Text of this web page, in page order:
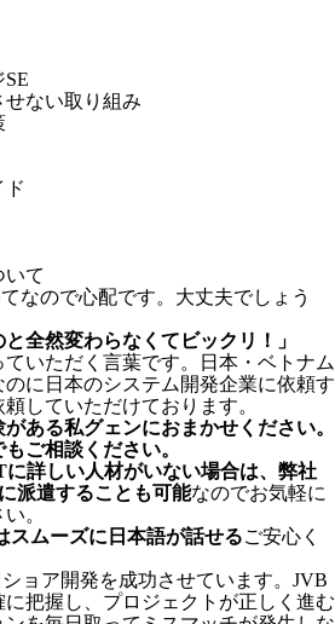
ない取り組み
ド
いて
なので心配です。大丈夫でしょう
全然変わらなくてビックリ！」
いただく言葉です。日本・ベトナム
に日本のシステム開発企業に依頼す
していただけております。
ある私グェンにおまかせください。
ご相談ください。
詳しい人材がいない場合は、弊社
派遣することも可能なのでお気軽に
。
スムーズに日本語が話せるご安心く
ョア開発を成功させています。JVB
把握し、プロジェクトが正しく進む